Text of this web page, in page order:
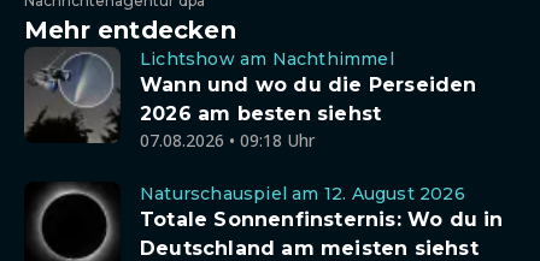
Mehr entdecken
Lichtshow am Nachthimmel
Wann und wo du die Perseiden
2026 am besten siehst
07.08.2026 • 09:18 Uhr
Naturschauspiel am 12. August 2026
Totale Sonnenfinsternis: Wo du in
Deutschland am meisten siehst